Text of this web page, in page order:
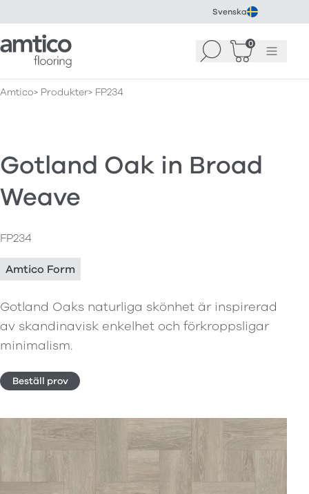
Svenska
Amtico Flooring Sök 0
Korg 0)Meny
Amtico Produkter FP234
Gotland Oak in Broad
Weave
FP234
Amtico Form
Gotland Oaks naturliga skönhet är inspirerad
av skandinavisk enkelhet och förkroppsligar
minimalism.
Beställ prov